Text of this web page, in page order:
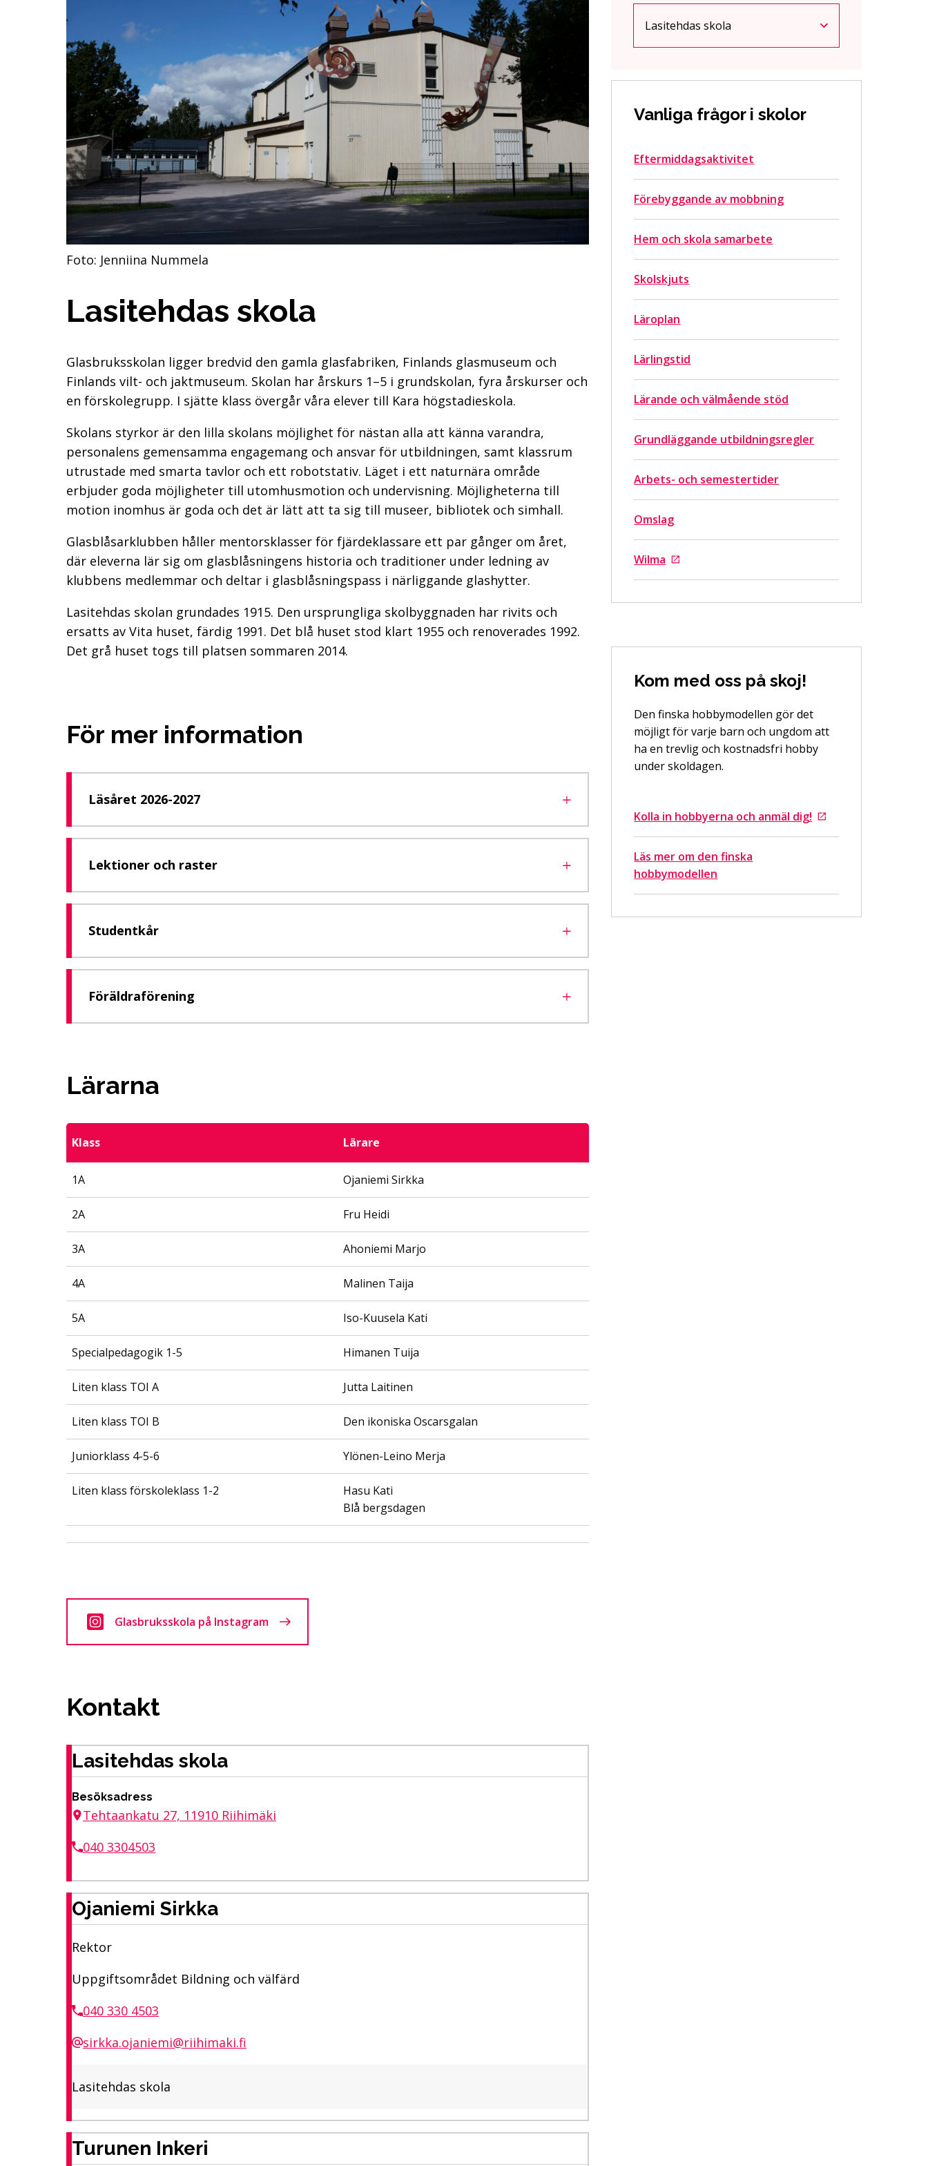
Foto: Jenniina Nummela
Lasitehdas skola
Glasbruksskolan ligger bredvid den gamla glasfabriken, Finlands glasmuseum och
Finlands vilt- och jaktmuseum. Skolan har årskurs 1–5 i grundskolan, fyra årskurser och
en förskolegrupp. I sjätte klass övergår våra elever till Kara högstadieskola.
Skolans styrkor är den lilla skolans möjlighet för nästan alla att känna varandra,
personalens gemensamma engagemang och ansvar för utbildningen, samt klassrum
utrustade med smarta tavlor och ett robotstativ. Läget i ett naturnära område
erbjuder goda möjligheter till utomhusmotion och undervisning. Möjligheterna till
motion inomhus är goda och det är lätt att ta sig till museer, bibliotek och simhall.
Glasblåsarklubben håller mentorsklasser för fjärdeklassare ett par gånger om året,
där eleverna lär sig om glasblåsningens historia och traditioner under ledning av
klubbens medlemmar och deltar i glasblåsningspass i närliggande glashytter.
Lasitehdas skolan grundades 1915. Den ursprungliga skolbyggnaden har rivits och
ersatts av Vita huset, färdig 1991. Det blå huset stod klart 1955 och renoverades 1992.
Det grå huset togs till platsen sommaren 2014.
För mer information
Läsåret 2026-2027
Lektioner och raster
Studentkår
Föräldraförening
Lärarna
Klass Lärare
1A Ojaniemi Sirkka
2A Fru Heidi
3A Ahoniemi Marjo
4A Malinen Taija
5A Iso-Kuusela Kati
Specialpedagogik 1-5 Himanen Tuija
Liten klass TOI A Jutta Laitinen
Liten klass TOI B Den ikoniska Oscarsgalan
Juniorklass 4-5-6 Ylönen-Leino Merja
Liten klass förskoleklass 1-2
Hasu Kati
Blå bergsdagen
Glasbruksskola på Instagram
Kontakt
Lasitehdas skola
Besöksadress
Tehtaankatu 27, 11910 Riihimäki
040 3304503
Ojaniemi Sirkka
Rektor
Uppgiftsområdet Bildning och välfärd
040 330 4503
sirkka.ojaniemi@riihimaki.fi
Lasitehdas skola
Turunen Inkeri
Nuvarande sida
Lasitehdas skola
Klicka för att komma åt menyn
Vanliga frågor i skolor
Eftermiddagsaktivitet
Förebyggande av mobbning
Hem och skola samarbete
Skolskjuts
Läroplan
Lärlingstid
Lärande och välmående stöd
Grundläggande utbildningsregler
Arbets- och semestertider
Omslag
Wilma
Går till en extern sida
Kom med oss ​​på skoj!
Den finska hobbymodellen gör det
möjligt för varje barn och ungdom att
ha en trevlig och kostnadsfri hobby
under skoldagen.
Kolla in hobbyerna och anmäl dig!
Går till en extern sida
Läs mer om den finska
hobbymodellen